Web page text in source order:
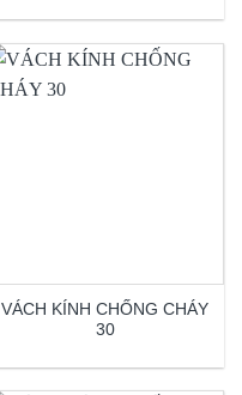
VÁCH KÍNH CHỐNG CHÁY
30